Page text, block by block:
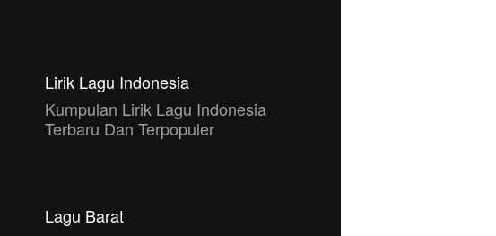
Lirik Lagu Indonesia
Kumpulan Lirik Lagu Indonesia
Terbaru Dan Terpopuler
Lagu Barat